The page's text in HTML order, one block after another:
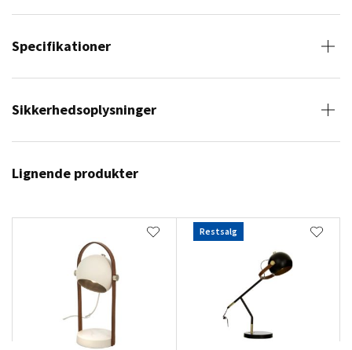
Specifikationer
Sikkerhedsoplysninger
Lignende produkter
Restsalg